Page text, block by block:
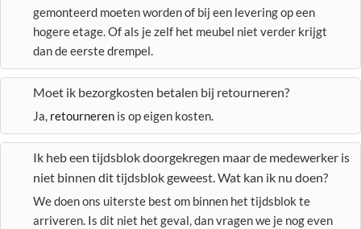
gemonteerd moeten worden of bij een levering op een
hogere etage. Of als je zelf het meubel niet verder krijgt
dan de eerste drempel.
Moet ik bezorgkosten betalen bij retourneren?
Ja, retourneren is op eigen kosten.
Ik heb een tijdsblok doorgekregen maar de medewerker is
niet binnen dit tijdsblok geweest. Wat kan ik nu doen?
We doen ons uiterste best om binnen het tijdsblok te
arriveren. Is dit niet het geval, dan vragen we je nog even